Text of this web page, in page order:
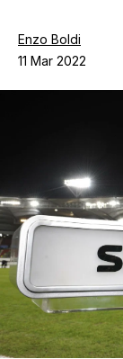
Enzo Boldi
11 Mar 2022